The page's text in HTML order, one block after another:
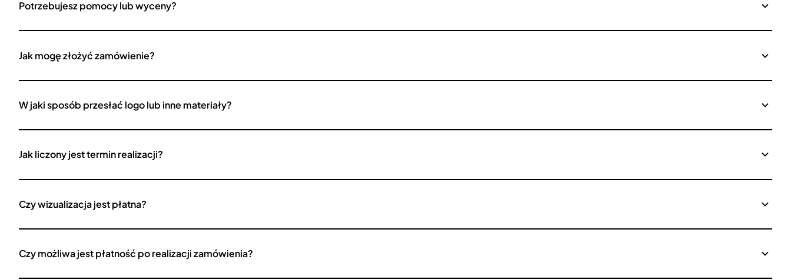
Potrzebujesz pomocy lub wyceny?
Jak mogę złożyć zamówienie?
W jaki sposób przesłać logo lub inne materiały?
Jak liczony jest termin realizacji?
Czy wizualizacja jest płatna?
Czy możliwa jest płatność po realizacji zamówienia?